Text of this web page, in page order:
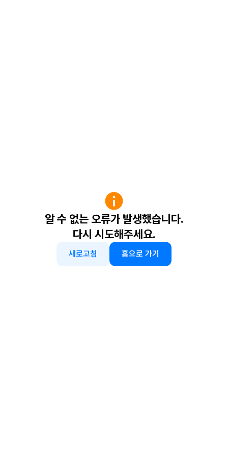
알 수 없는 오류가 발생했습니다.
다시 시도해주세요.
새로고침 홈으로 가기